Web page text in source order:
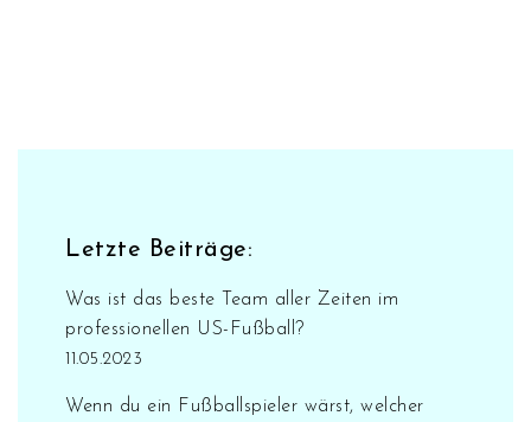
Letzte Beiträge:
Was ist das beste Team aller Zeiten im
professionellen US-Fußball?
11.05.2023
Wenn du ein Fußballspieler wärst, welcher